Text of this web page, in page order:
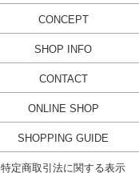
CONCEPT
SHOP INFO
CONTACT
ONLINE SHOP
SHOPPING GUIDE
特定商取引法に関する表示